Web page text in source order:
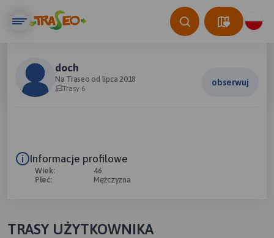
doch
Na Traseo od lipca 2018
Trasy 6
obserwuj
Informacje profilowe
Wiek:
46
Płeć:
Mężczyzna
TRASY UŻYTKOWNIKA